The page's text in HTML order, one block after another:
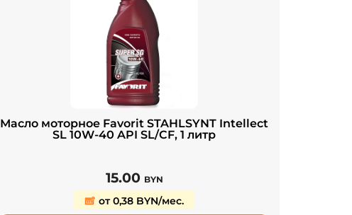
Масло моторное Favorit STAHLSYNT Intellect
SL 10W-40 API SL/CF, 1 литр
15.00 BYN
от 0,38 BYN/мес.